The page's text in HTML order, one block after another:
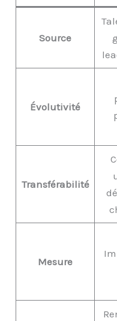
Source
Évolutivité
Transférabilité
Mesure